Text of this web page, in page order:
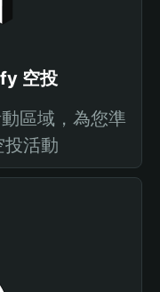
空投
區域，為您準
活動